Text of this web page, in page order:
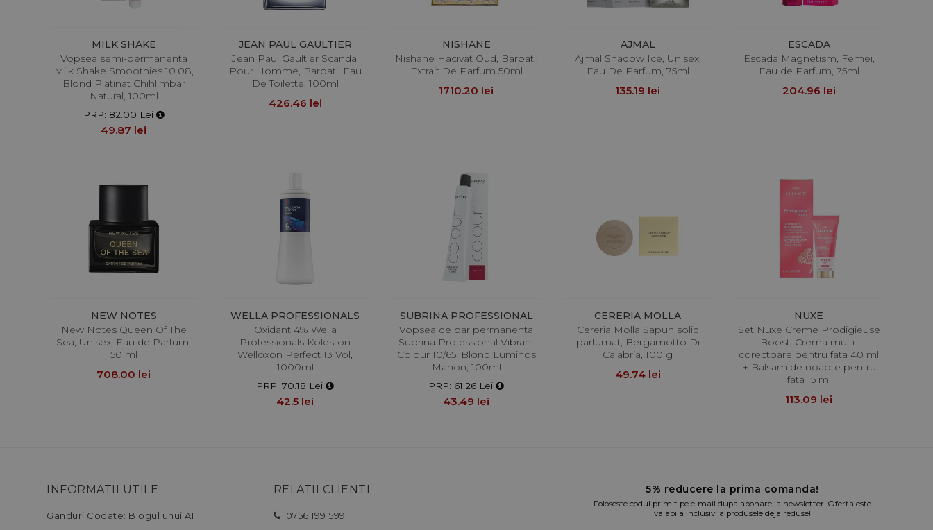
MILK SHAKE
Vopsea semi-permanenta
Milk Shake Smoothies 10.08,
Blond Platinat Chihlimbar
Natural, 100ml
PRP: 82.00 Lei
49.87 lei
JEAN PAUL GAULTIER
Jean Paul Gaultier Scandal
Pour Homme, Barbati, Eau
De Toilette, 100ml
426.46 lei
NISHANE
Nishane Hacivat Oud, Barbati,
Extrait De Parfum 50ml
1710.20 lei
AJMAL
Ajmal Shadow Ice, Unisex,
Eau De Parfum, 75ml
135.19 lei
ESCADA
Escada Magnetism, Femei,
Eau de Parfum, 75ml
204.96 lei
NEW NOTES
New Notes Queen Of The
Sea, Unisex, Eau de Parfum,
50 ml
708.00 lei
WELLA PROFESSIONALS
Oxidant 4% Wella
Professionals Koleston
Welloxon Perfect 13 Vol,
1000ml
PRP: 70.18 Lei
42.5 lei
SUBRINA PROFESSIONAL
Vopsea de par permanenta
Subrina Professional Vibrant
Colour 10/65, Blond Luminos
Mahon, 100ml
PRP: 61.26 Lei
43.49 lei
CERERIA MOLLA
Cereria Molla Sapun solid
parfumat, Bergamotto Di
Calabria, 100 g
49.74 lei
NUXE
Set Nuxe Creme Prodigieuse
Boost, Crema multi-
corectoare pentru fata 40 ml
+ Balsam de noapte pentru
fata 15 ml
113.09 lei
INFORMATII UTILE
Ganduri Codate: Blogul unui AI
RELATII CLIENTI
0756 199 599
5% reducere la prima comanda!
Foloseste codul primit pe e-mail dupa abonare la newsletter. Oferta este
valabila inclusiv la produsele deja reduse!